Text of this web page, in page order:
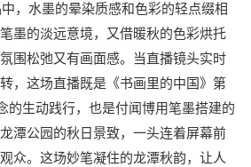
，水墨的晕染质感和色彩的轻点缀相
墨的淡远意境，又借暖秋的色彩烘托
围松弛又有画面感。当直播镜头实时
，这场直播既是《书画里的中国》第
的生动践行，也是付闻博用笔墨搭建的
潭公园的秋日景致，一头连着屏幕前
众。这场妙笔凝住的龙潭秋韵，让人